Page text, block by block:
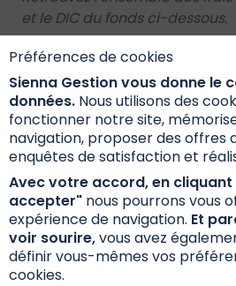
Préférences de cookies
Sienna Gestion vous donne le
données. Nous utilisons des
fonctionner notre site,
navigation, proposer des offres
enquêtes de satisfaction et
Avec votre accord, en cliquant
accepter" nous pourrons vous
expérience de navigation. Et
voir sourire,vous avez
définir vous-mêmes vos
cookies.
et le DIC du fonds ci-dessous.
Les investisseurs qui
doivent préalablement lire
prospectus mentionnant les
risques et les frais. Le
les fiches fonds sont